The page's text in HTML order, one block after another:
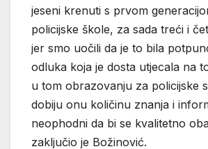
jeseni krenuti s prvom
policijske škole, za sada treći i
jer smo uočili da je to bila
odluka koja je dosta utjecala na
u tom obrazovanju za policijske
dobiju onu količinu znanja i
neophodni da bi se kvalitetno
zaključio je Božinović.